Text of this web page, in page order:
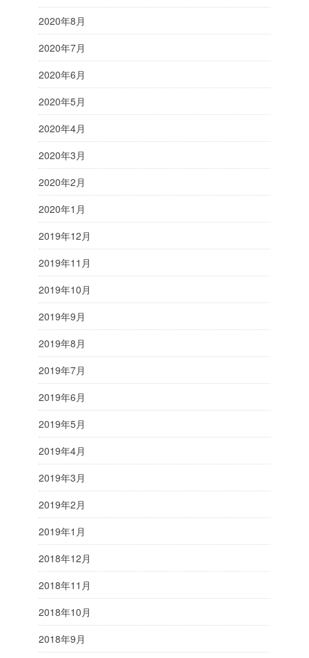
2020年8月
2020年7月
2020年6月
2020年5月
2020年4月
2020年3月
2020年2月
2020年1月
2019年12月
2019年11月
2019年10月
2019年9月
2019年8月
2019年7月
2019年6月
2019年5月
2019年4月
2019年3月
2019年2月
2019年1月
2018年12月
2018年11月
2018年10月
2018年9月